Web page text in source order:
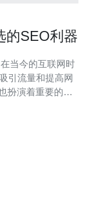
的SEO利器
引流量和提高网
扮演着重要的角